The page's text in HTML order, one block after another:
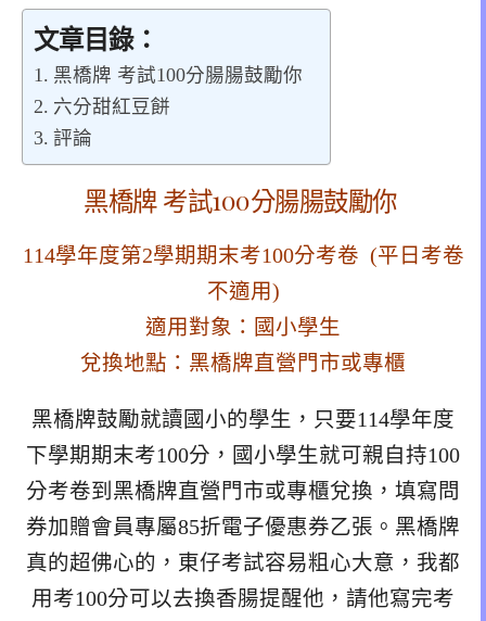
文章目錄：
黑橋牌 考試100分腸腸鼓勵你
六分甜紅豆餅
評論
黑橋牌考試100分腸腸鼓勵你
114學年度第2學期期末考100分考卷 (平日考卷
不適用)
適用對象：國小學生
兌換地點：黑橋牌直營門市或專櫃
黑橋牌鼓勵就讀國小的學生，只要114學年度
下學期期末考100分，國小學生就可親自持100
分考卷到黑橋牌直營門市或專櫃兌換，填寫問
券加贈會員專屬85折電子優惠券乙張。黑橋牌
真的超佛心的，東仔考試容易粗心大意，我都
用考100分可以去換香腸提醒他，請他寫完考